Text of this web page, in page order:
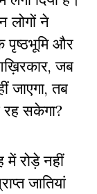
लोगों ने
पृष्ठभूमि और
जब
जाएगा, तब
रह सकेगा?
में रोड़े नहीं
जातियां